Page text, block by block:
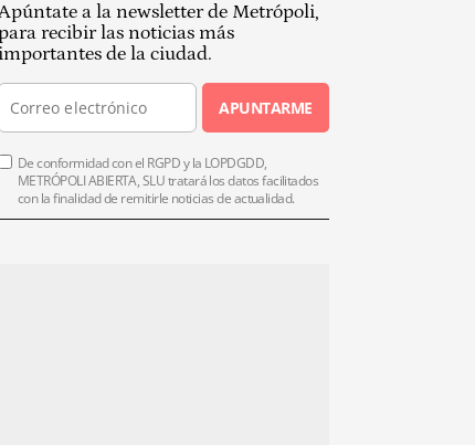
a la newsletter de Metrópoli,
recibir las noticias más
importantes de la ciudad.
APUNTARME
De conformidad con el RGPD y la LOPDGDD,
METRÓPOLI ABIERTA, SLU tratará los datos facilitados
con la finalidad de remitirle noticias de actualidad.